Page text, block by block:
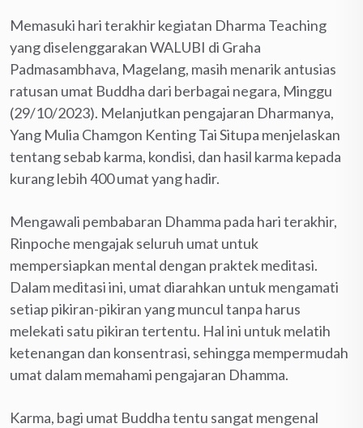
Memasuki hari terakhir kegiatan Dharma Teaching
yang diselenggarakan WALUBI di Graha
Padmasambhava, Magelang, masih menarik antusias
ratusan umat Buddha dari berbagai negara, Minggu
(29/10/2023). Melanjutkan pengajaran Dharmanya,
Yang Mulia Chamgon Kenting Tai Situpa menjelaskan
tentang sebab karma, kondisi, dan hasil karma kepada
kurang lebih 400 umat yang hadir.
Mengawali pembabaran Dhamma pada hari terakhir,
Rinpoche mengajak seluruh umat untuk
mempersiapkan mental dengan praktek meditasi.
Dalam meditasi ini, umat diarahkan untuk mengamati
setiap pikiran-pikiran yang muncul tanpa harus
melekati satu pikiran tertentu. Hal ini untuk melatih
ketenangan dan konsentrasi, sehingga mempermudah
umat dalam memahami pengajaran Dhamma.
Karma, bagi umat Buddha tentu sangat mengenal